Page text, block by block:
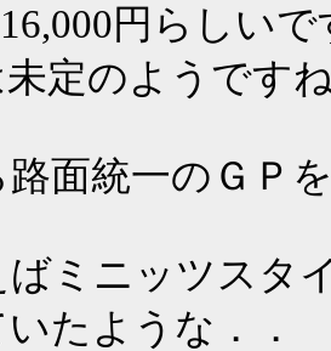
円らしいで
定のようです
路面統一のＧＰ
ミニッツスタ
たような．．